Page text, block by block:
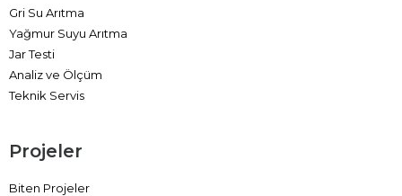
Gri Su Arıtma
Yağmur Suyu Arıtma
Jar Testi
Analiz ve Ölçüm
Teknik Servis
Projeler
Biten Projeler